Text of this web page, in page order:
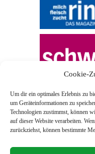
Cookie-
Um dir ein optimales Erlebnis zu
um Geräteinformationen zu
Technologien zustimmst, können
auf dieser Website verarbeiten.
zurückziehst, können bestimmte